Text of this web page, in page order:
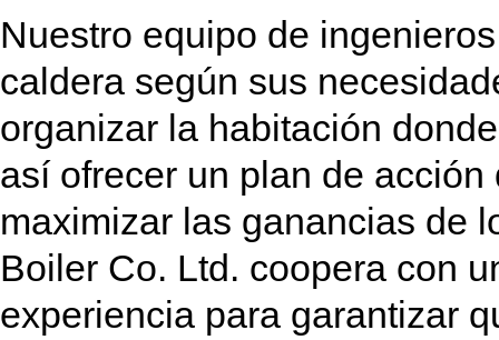
Nuestro equipo de
caldera según sus
organizar la habitación
así ofrecer un plan de
maximizar las ganancias de
Boiler Co. Ltd. coopera con
experiencia para garantizar